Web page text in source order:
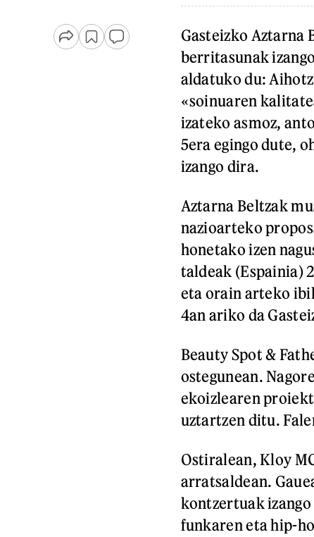
Gasteizko Aztarna
berritasunak
aldatuko du:
«soinuaren
izateko asmoz,
5era egingo dute,
izango dira.
Aztarna Beltzak
nazioarteko
honetako izen
taldeak (Espainia)
eta orain arteko
4an ariko da
Beauty Spot &
ostegunean.
ekoizlearen
uztartzen ditu.
Ostiralean, Kloy
arratsaldean.
kontzertuak
funkaren eta hip-